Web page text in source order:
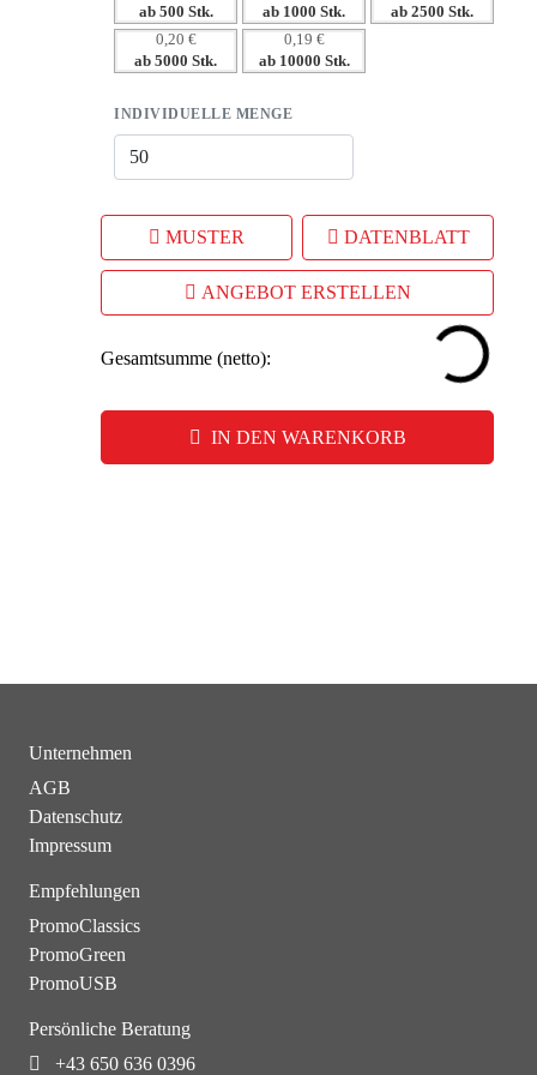
– Bietet emotionalen Mehrwert und positive Assoziationen.
– Langlebigkeit sichert eine dauerhafte Sichtbarkeit Ihrer
ab 500 Stk. ab 1000 Stk. ab 2500 Stk.
0,20 €
ab 5000 Stk.
0,19 €
ab 10000 Stk.
INDIVIDUELLE MENGE
MUSTER DATENBLATT
ANGEBOT ERSTELLEN
Gesamtsumme (netto):
IN DEN WARENKORB
Unternehmen
AGB
Datenschutz
Impressum
Empfehlungen
PromoClassics
PromoGreen
PromoUSB
Persönliche Beratung
+43 650 636 0396